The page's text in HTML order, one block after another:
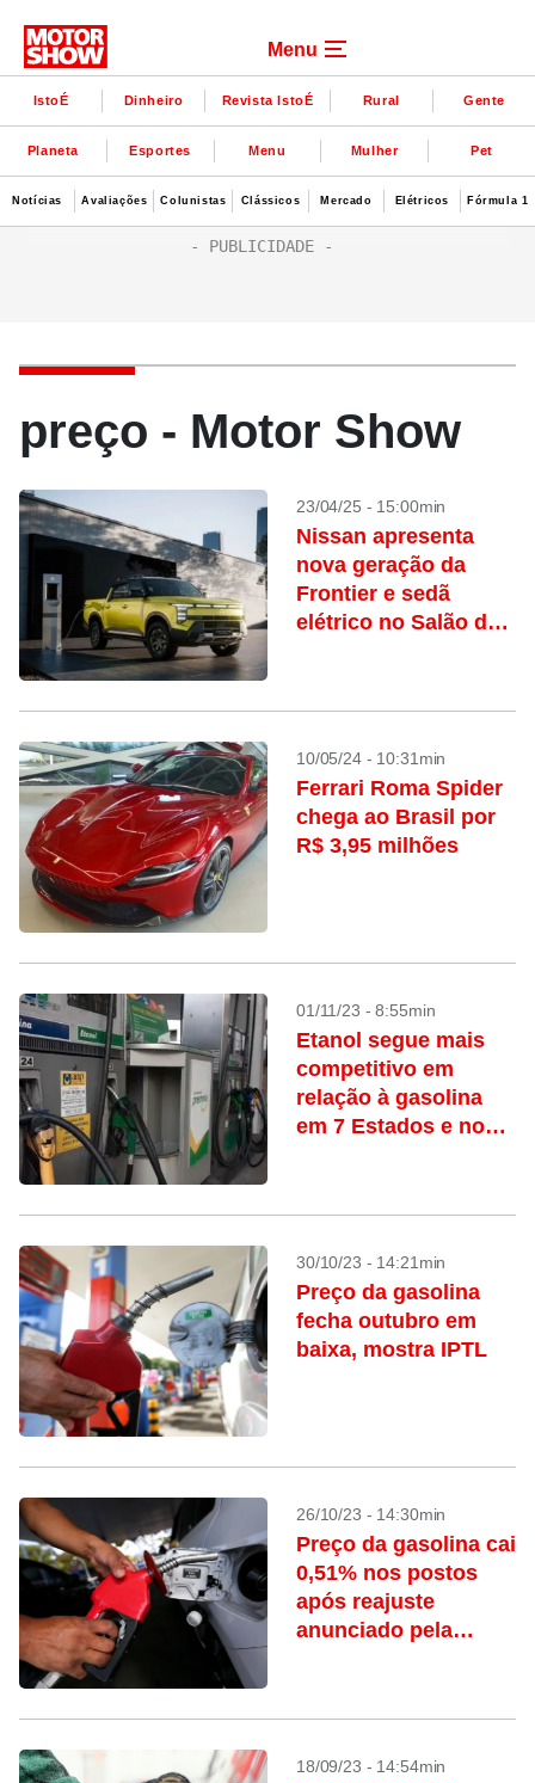
Menu
IstoÉ Dinheiro Revista IstoÉ Rural Gente
Planeta Esportes Menu Mulher Pet
Notícias Avaliações Colunistas Clássicos Mercado Elétricos Fórmula 1
preço - Motor Show
23/04/25 - 15:00min
Nissan apresenta
nova geração da
Frontier e sedã
elétrico no Salão de
10/05/24 - 10:31min
Ferrari Roma Spider
chega ao Brasil por
R$ 3,95 milhões
01/11/23 - 8:55min
Etanol segue mais
competitivo em
relação à gasolina
em 7 Estados e no
30/10/23 - 14:21min
Preço da gasolina
fecha outubro em
baixa, mostra IPTL
26/10/23 - 14:30min
Preço da gasolina cai
0,51% nos postos
após reajuste
anunciado pela
18/09/23 - 14:54min